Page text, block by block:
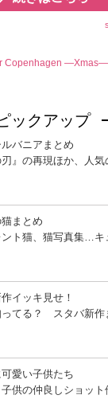
Copenhagen
ックアップ
バニアまとめ
刃』の再現ほか、人
まとめ
ント猫、猫写真集…キ
イッキ見せ！
ってる？ スタバ新作
愛い子供たち
供の仲良しショッ